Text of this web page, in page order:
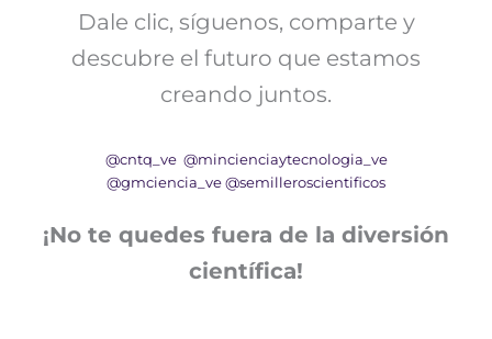
Dale clic, síguenos, comparte y
descubre el futuro que estamos
creando juntos.
@cntq_ve @mincienciaytecnologia_ve
@gmciencia_ve @semilleroscientificos
¡No te quedes fuera de la diversión
científica!